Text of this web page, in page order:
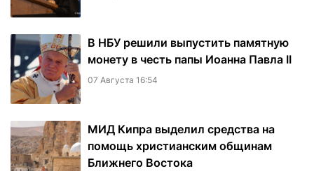
В НБУ решили выпустить памятную
монету в честь папы Иоанна Павла II
07 Августа 16:54
МИД Кипра выделил средства на
помощь христианским общинам
Ближнего Востока